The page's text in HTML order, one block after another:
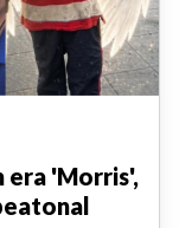
era 'Morris',